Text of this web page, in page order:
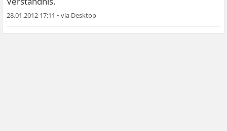
28.01.2012 17:11 •